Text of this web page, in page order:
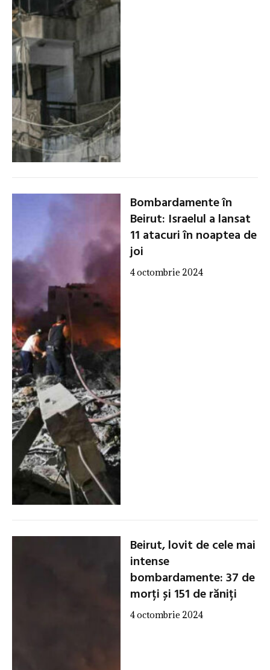
Bombardamente în
Beirut: Israelul a lansat
11 atacuri în noaptea de
joi
4 octombrie 2024
Beirut, lovit de cele mai
intense
bombardamente: 37 de
morți și 151 de răniți
4 octombrie 2024